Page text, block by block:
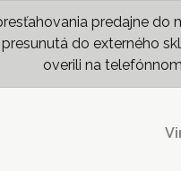
predajne
do externého
overili na